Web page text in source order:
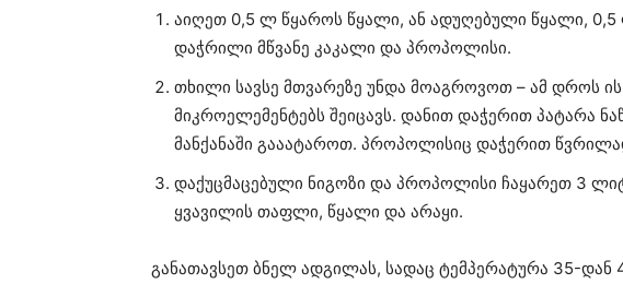
აიღეთ 0,5 ლ წყაროს წყალი, ან ადუღებული წყალი,
დაჭრილი მწვანე კაკალი და პროპოლისი.
თხილი სავსე მთვარეზე უნდა მოაგროვოთ – ამ დროს
მიკროელემენტებს შეიცავს. დანით დაჭერით პატარა
მანქანაში გააატაროთ. პროპოლისიც დაჭერით
დაქუცმაცებული ნიგოზი და პროპოლისი ჩაყარეთ 3
ყვავილის თაფლი, წყალი და არაყი.
განათავსეთ ბნელ ადგილას, სადაც ტემპერატურა 35-